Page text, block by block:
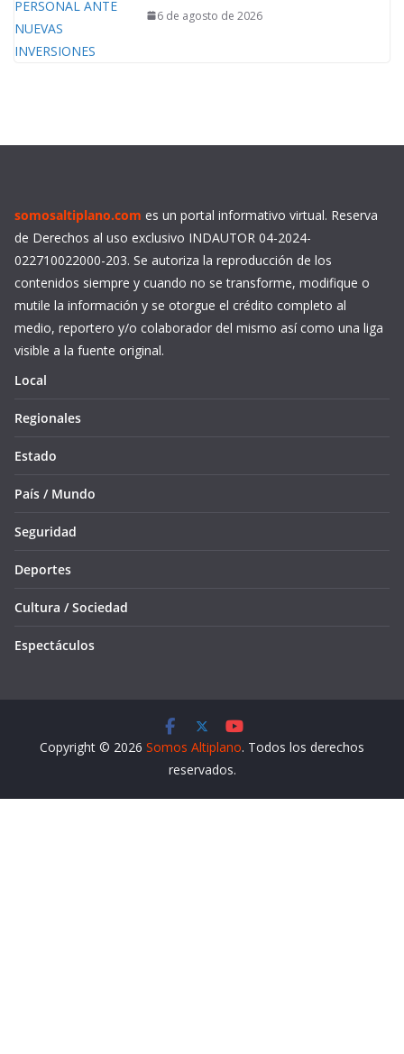
6 de agosto de 2026
somosaltiplano.com es un portal informativo virtual. Reserva
de Derechos al uso exclusivo INDAUTOR 04-2024-
022710022000-203. Se autoriza la reproducción de los
contenidos siempre y cuando no se transforme, modifique o
mutile la información y se otorgue el crédito completo al
medio, reportero y/o colaborador del mismo así como una liga
visible a la fuente original.
Local
Regionales
Estado
País / Mundo
Seguridad
Deportes
Cultura / Sociedad
Espectáculos
Copyright © 2026 Somos Altiplano. Todos los derechos
reservados.